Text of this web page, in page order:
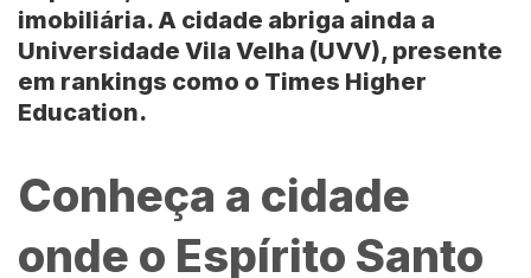
imobiliária. A cidade abriga ainda a
Universidade Vila Velha (UVV), presente
em rankings como o Times Higher
Education.
Conheça a cidade
onde o Espírito Santo